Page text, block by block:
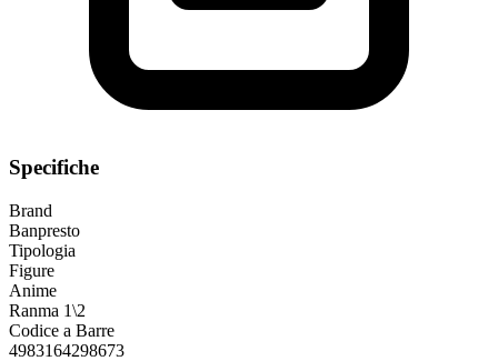
Specifiche
Brand
Banpresto
Tipologia
Figure
Anime
Ranma 1\2
Codice a Barre
4983164298673